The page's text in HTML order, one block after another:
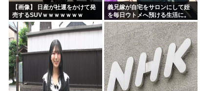
【画像】 日産が社運をかけて発
売するSUVｗｗｗｗｗｗｗ
義兄嫁が自宅をサロンにして姪
を毎日ウトメへ預ける生活に。
数年後、そのツケが一気に回っ
てきて…